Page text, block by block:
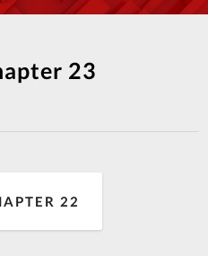
23
22